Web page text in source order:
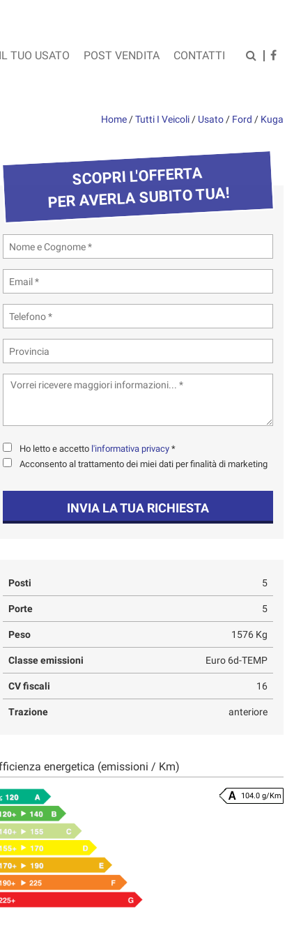
TUO USATO POST VENDITA CONTATTI
Home /Tutti I Veicoli / Usato / Ford / Kuga
SCOPRI L'OFFERTA
PER AVERLA SUBITO TUA!
Ho letto e accetto l'informativa privacy *
Acconsento al trattamento dei miei dati per finalità di marketing
INVIA LA TUA RICHIESTA
Posti 5
Porte 5
Peso 1576 Kg
Classe emissioni Euro 6d-TEMP
CV fiscali 16
Trazione anteriore
energetica (emissioni / Km)
104.0 g/Km